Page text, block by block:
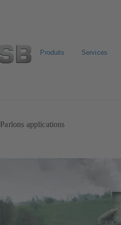
Produits Services
Parlons applications